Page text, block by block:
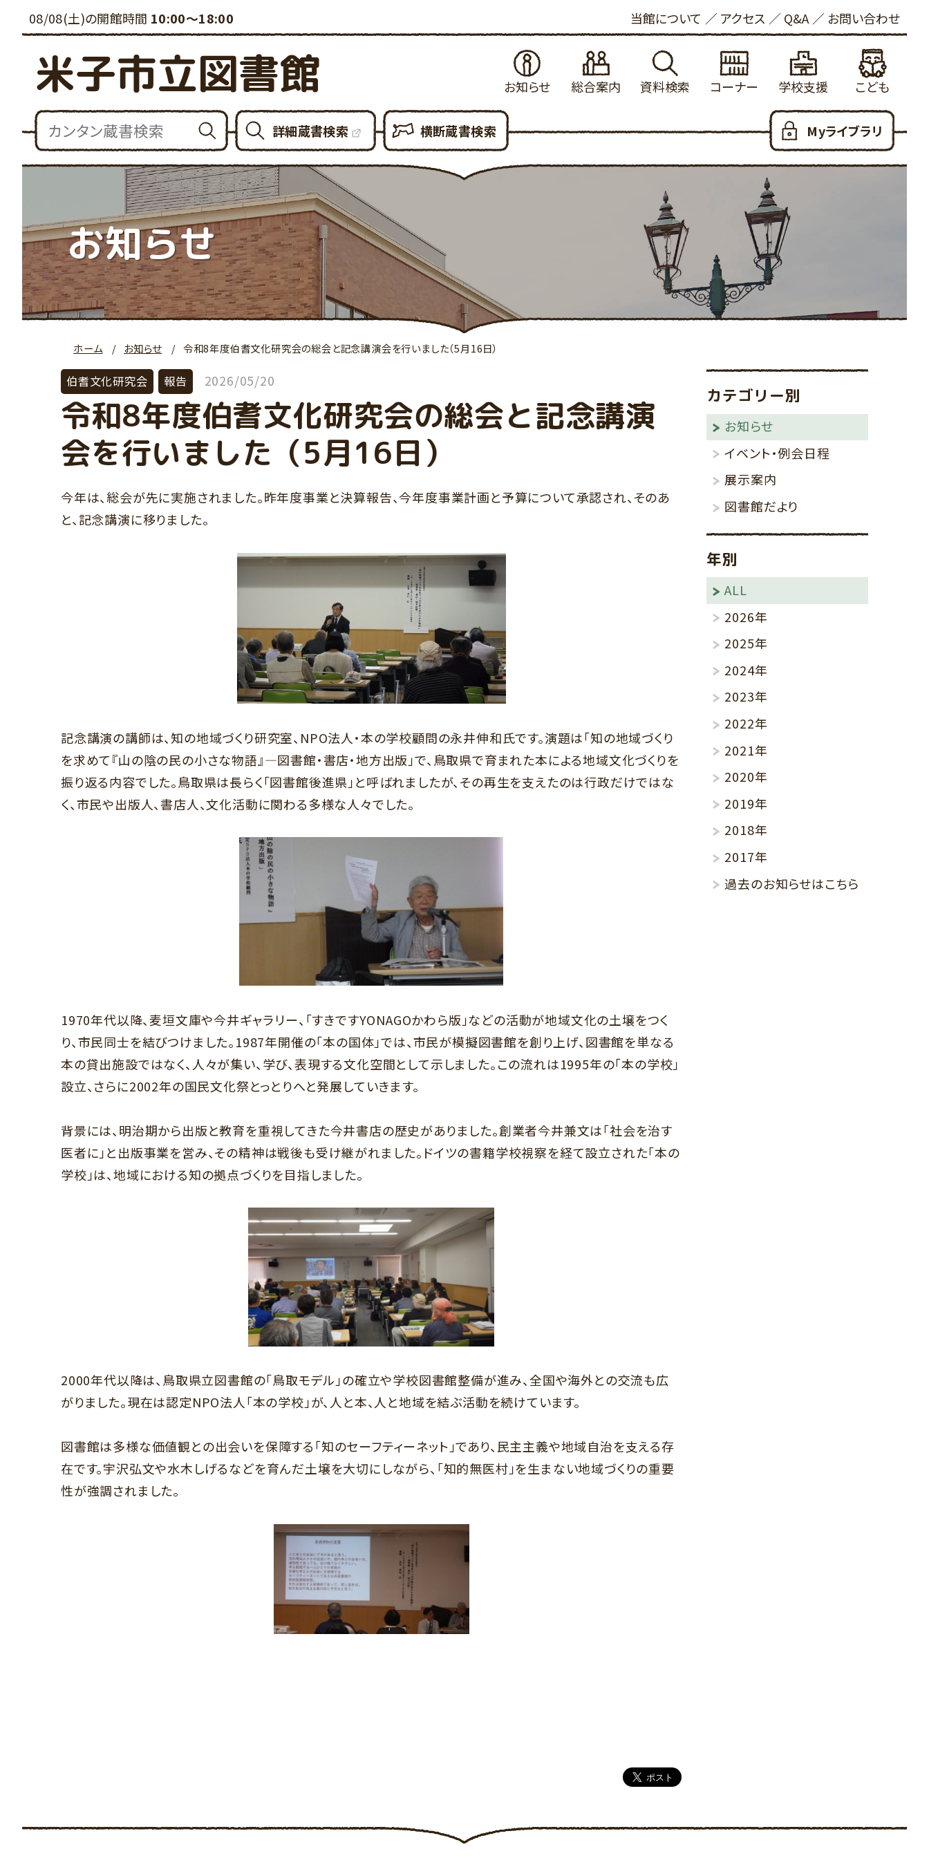
08/08(土)の開館時間 10:00～18:00 当館について アクセス Q&A お問い合わせ
米子市立図書館
お知らせ
お知らせ
イベント・例会
展示案内
総合案内
図書館設備について
図書館資料の複写について
各種申請書ダウンロード
資料検索
新着資料
貸出ランキング
予約ランキング
所蔵新聞・雑誌
大人のための100選
利用可能なデータベース
コーナー
ビジネス支援
新聞・雑誌
郷土・参考資料
YAコーナー
子育て支援
ハートフル
その他
学校支援
学校図書館支援について
冒険の書
大山の参考資料リスト
学校利用統計
ふるさと米子探検隊
こども
こどもおしらせ
本をさがす
としょかんのつかいかた
あたらしくはいった本
おはなし会
児童100選
だっこでえほん
こどもリンク集
りんごの棚
詳細蔵書検索 横断蔵書検索 Myライブラリ
お知らせ
ホーム お知らせ 令和8年度伯耆文化研究会の総会と記念講演会を行いました（5月16日）
伯耆文化研究会 報告 2026/05/20
令和8年度伯耆文化研究会の総会と記念講演
会を行いました（5月16日）
今年は、総会が先に実施されました。昨年度事業と決算報告、今年度事業計画と予算について承認され、そのあ
と、記念講演に移りました。
記念講演の講師は、知の地域づくり研究室、 NPO法人・本の学校顧問の永井伸和氏です。演題は「知の地域づくり
を求めて『山の陰の民の小さな物語』―図書館・書店・地方出版」で、鳥取県で育まれた本による地域文化づくりを
振り返る内容でした。鳥取県は長らく「図書館後進県」と呼ばれましたが、その再生を支えたのは行政だけではな
く、市民や出版人、書店人、文化活動に関わる多様な人々でした。
1970年代以降、麦垣文庫や今井ギャラリー、「すきですYONAGOかわら版」などの活動が地域文化の土壌をつく
り、市民同士を結びつけました。1987年開催の「本の国体」では、市民が模擬図書館を創り上げ、図書館を単なる
本の貸出施設ではなく、人々が集い、学び、表現する文化空間として示しました。この流れは1995年の「本の学校」
設立、さらに2002年の国民文化祭とっとりへと発展していきます。
背景には、明治期から出版と教育を重視してきた今井書店の歴史がありました。創業者今井兼文は「社会を治す
医者に」と出版事業を営み、その精神は戦後も受け継がれました。ドイツの書籍学校視察を経て設立された「本の
学校」は、地域における知の拠点づくりを目指しました。
2000年代以降は、鳥取県立図書館の「鳥取モデル」の確立や学校図書館整備が進み、全国や海外との交流も広
がりました。現在は認定NPO法人「本の学校」が、人と本、人と地域を結ぶ活動を続けています。
図書館は多様な価値観との出会いを保障する「知のセーフティーネット」であり、民主主義や地域自治を支える存
在です。宇沢弘文や水木しげるなどを育んだ土壌を大切にしながら、「知的無医村」を生まない地域づくりの重要
性が強調されました。
カテゴリー別
お知らせ
イベント・例会日程
展示案内
図書館だより
年別
ALL
2026年
2025年
2024年
2023年
2022年
2021年
2020年
2019年
2018年
2017年
過去のお知らせはこちら